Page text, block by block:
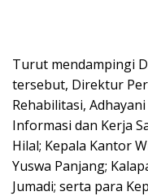
Turut mendampingi
tersebut, Direktur
Rehabilitasi,
Informasi dan Kerja
Hilal; Kepala Kantor
Yuswa Panjang;
Jumadi; serta para